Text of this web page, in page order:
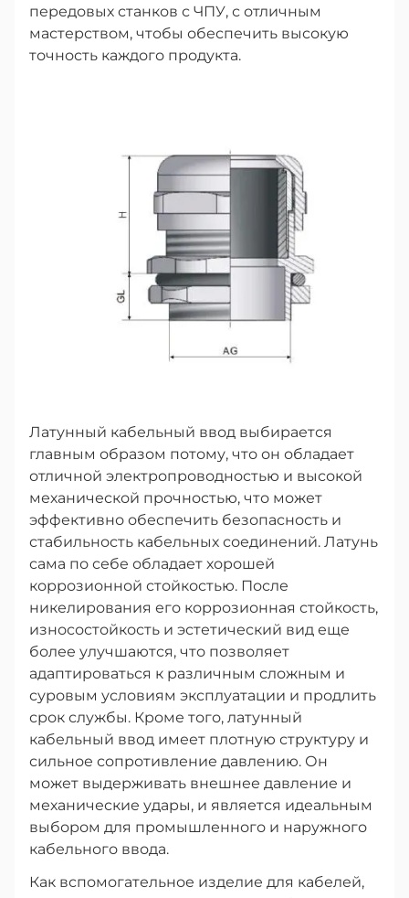
передовых станков с ЧПУ, с отличным
мастерством, чтобы обеспечить высокую
точность каждого продукта.
Латунный кабельный ввод выбирается
главным образом потому, что он обладает
отличной электропроводностью и высокой
механической прочностью, что может
эффективно обеспечить безопасность и
стабильность кабельных соединений. Латунь
сама по себе обладает хорошей
коррозионной стойкостью. После
никелирования его коррозионная стойкость,
износостойкость и эстетический вид еще
более улучшаются, что позволяет
адаптироваться к различным сложным и
суровым условиям эксплуатации и продлить
срок службы. Кроме того, латунный
кабельный ввод имеет плотную структуру и
сильное сопротивление давлению. Он
может выдерживать внешнее давление и
механические удары, и является идеальным
выбором для промышленного и наружного
кабельного ввода.
Как вспомогательное изделие для кабелей,